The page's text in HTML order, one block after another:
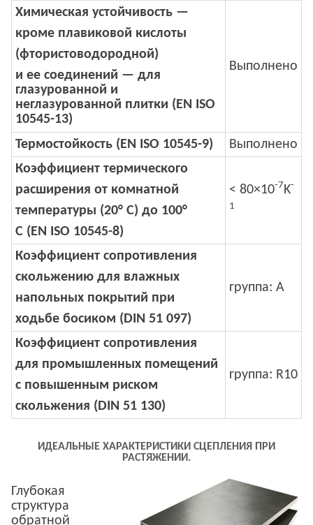
Химическая устойчивость —
кроме плавиковой кислоты
(фтористоводородной)
и ее соединений — для
глазурованной и
неглазурованной плитки (EN ISO
10545-13)
Выполнено
Термостойкость (EN ISO 10545-9)
Выполнено
Коэффициент термического
расширения от комнатной
температуры (20° C) до 100°
C (EN ISO 10545-8)
< 80×10-7 K-
1
Коэффициент сопротивления
скольжению для влажных
напольных покрытий при
ходьбе босиком (DIN 51 097)
группа: A
Коэффициент сопротивления
для промышленных помещений
с повышенным риском
скольжения (DIN 51 130)
группа: R10
ИДЕАЛЬНЫЕ ХАРАКТЕРИСТИКИ СЦЕПЛЕНИЯ ПРИ
РАСТЯЖЕНИИ.
Глубокая
структура
обратной